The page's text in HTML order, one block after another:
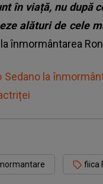
în viață, nu după
alături de cele
înmormântarea
la
fiica